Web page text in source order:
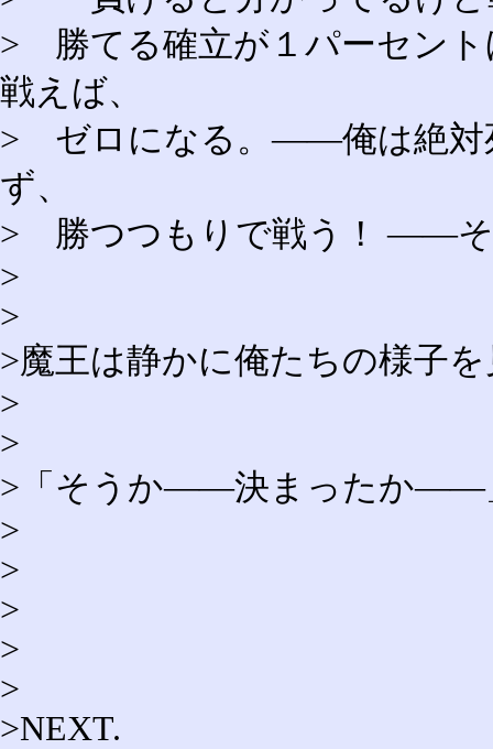
> 勝てる確立が１パーセン
戦えば、
> ゼロになる。――俺は絶対
ず、
> 勝つつもりで戦う！ ――そ
>
>
>魔王は静かに俺たちの様子
>
>
>「そうか――決まったか――
>
>
>
>
>
>NEXT.